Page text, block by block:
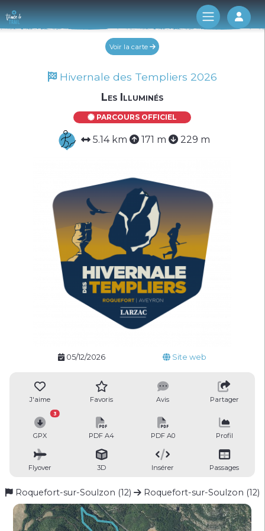
Log
Voir la carte
Hivernale des Templiers 2026
Les Illuminés
PARCOURS OFFICIEL
5.14 km 171 m 229 m
05/12/2026 Site web
J'aime Favoris Avis Partager
GPX
3
PDF A4 PDF A0 Profil
Flyover 3D Insérer Passages
Roquefort-sur-Soulzon (12) Roquefort-sur-Soulzon (12)